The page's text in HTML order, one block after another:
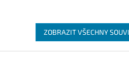
ZOBRAZIT VŠECHNY